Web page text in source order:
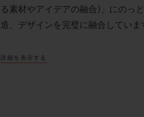
る素材やアイデアの融合) 」にのっ
造、デザインを完璧に融合していま
詳細を表示する